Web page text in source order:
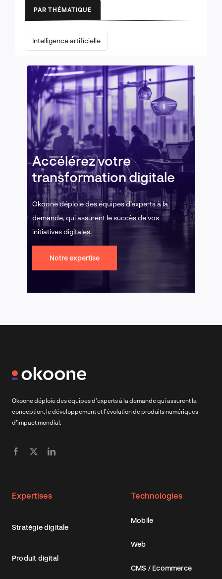
PAR THÉMATIQUE
Intelligence artificielle
Accélérez votre
transformation digitale
Okoone déploie des équipes d’experts à la
demande, qui assurent le succès de vos
initiatives digitales.
Notre expertise
Okoone déploie des équipes d’experts à la demande qui assurent la
conception, le développement et l’évolution de produits numériques
d’impact mondial.
Expertises
Stratégie digitale
Produit digital
Technologies
Mobile
Web
CMS / Ecommerce